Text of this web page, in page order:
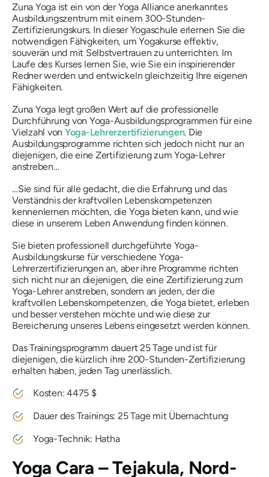
Zuna Yoga ist ein von der Yoga Alliance anerkanntes
Ausbildungszentrum mit einem 300-Stunden-
Zertifizierungskurs. In dieser Yogaschule erlernen Sie die
notwendigen Fähigkeiten, um Yogakurse effektiv,
souverän und mit Selbstvertrauen zu unterrichten. Im
Laufe des Kurses lernen Sie, wie Sie ein inspirierender
Redner werden und entwickeln gleichzeitig Ihre eigenen
Fähigkeiten.
Zuna Yoga legt großen Wert auf die professionelle
Durchführung von Yoga-Ausbildungsprogrammen für eine
Vielzahl von Yoga-Lehrerzertifizierungen. Die
Ausbildungsprogramme richten sich jedoch nicht nur an
diejenigen, die eine Zertifizierung zum Yoga-Lehrer
anstreben…
…Sie sind für alle gedacht, die die Erfahrung und das
Verständnis der kraftvollen Lebenskompetenzen
kennenlernen möchten, die Yoga bieten kann, und wie
diese in unserem Leben Anwendung finden können.
Sie bieten professionell durchgeführte Yoga-
Ausbildungskurse für verschiedene Yoga-
Lehrerzertifizierungen an, aber ihre Programme richten
sich nicht nur an diejenigen, die eine Zertifizierung zum
Yoga-Lehrer anstreben, sondern an jeden, der die
kraftvollen Lebenskompetenzen, die Yoga bietet, erleben
und besser verstehen möchte und wie diese zur
Bereicherung unseres Lebens eingesetzt werden können.
Das Trainingsprogramm dauert 25 Tage und ist für
diejenigen, die kürzlich ihre 200-Stunden-Zertifizierung
erhalten haben, jeden Tag unerlässlich.
Kosten: 4475 $
Dauer des Trainings: 25 Tage mit Übernachtung
Yoga-Technik: Hatha
Yoga Cara – Tejakula, Nord-